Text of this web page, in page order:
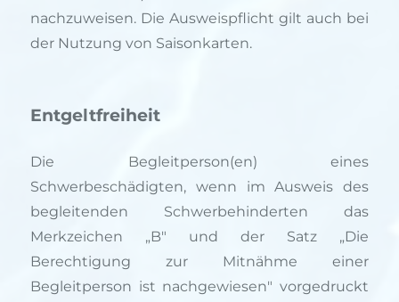
nachzuweisen. Die Ausweispflicht gilt auch bei
der Nutzung von Saisonkarten.
Entgeltfreiheit
Die Begleitperson(en) eines
Schwerbeschädigten, wenn im Ausweis des
begleitenden Schwerbehinderten das
Merkzeichen „B" und der Satz „Die
Berechtigung zur Mitnähme einer
Begleitperson ist nachgewiesen" vorgedruckt